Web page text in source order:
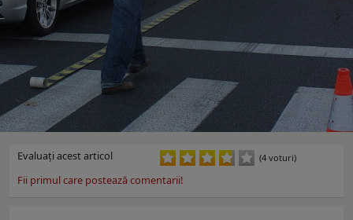
Evaluaţi acest articol (4 voturi)
Fii primul care postează comentarii!